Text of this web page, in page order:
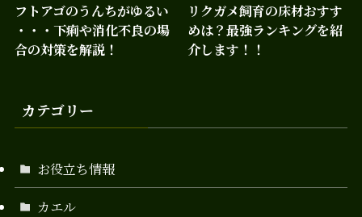
フトアゴのうんちがゆるい
・・・下痢や消化不良の場
合の対策を解説！
リクガメ飼育の床材おすす
めは？最強ランキングを紹
介します！！
カテゴリー
お役立ち情報
カエル